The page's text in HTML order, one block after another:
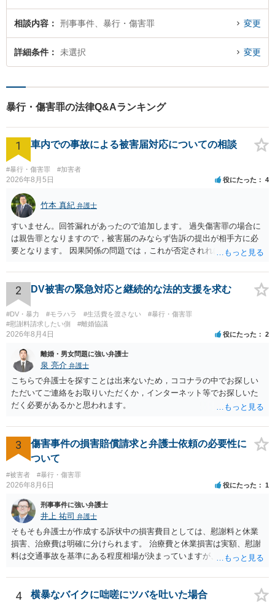
相談内容 刑事事件、暴行・傷害罪 変更
詳細条件 未選択 変更
暴行・傷害罪の法律Q&Aランキング
1 車内での事故による被害届対応についての相談
#暴行・傷害罪 #加害者
2026年8月5日 役にたった 4
竹本 真紀 弁護士
すいません。回答漏れがあったので追加します。 過失傷害罪の場合に
は親告罪となりますので，被害届のみならず告訴の提出が相手方に必
要となります。 因果関係の問題では，これが否定されれば ①刑事的に
断されれば処罰規定がない状態になると思います。 ②民事的には傷害
部分が否定されますので，暴行行為自体による損害（慰謝料的なもの
になるでしょうか…）だけが対象となってきます。
2 DV被害の緊急対応と継続的な法的支援を求む
#DV・暴力 #モラハラ #生活費を渡さない
#暴行・傷害罪
#慰謝料請求したい側
#離婚協議
2026年8月4日 役にたった 2
離婚・男女問題に強い弁護士
泉 亮介 弁護士
こちらで弁護士を探すことは出来ないため，ココナラの中でお探しい
ただいてご連絡をお取りいただくか，インターネット等でお探しいた
だく必要があるかと思われます。
3
傷害事件の損害賠償請求と弁護士依頼の必要性に
ついて
#被害者 #暴行・傷害罪
2026年8月6日 役にたった 1
刑事事件に強い弁護士
井上 祐司 弁護士
そもそも弁護士が作成する訴状中の損害費目としては、慰謝料と休業
損害、治療費は明確に分けられます。 治療費と休業損害は実額、慰謝
料は交通事故を基準にある程度相場が決まっていますが、全治１０日
ます。 そうすると、弁護士に依頼した場合はおそらく高い確率で費用
倒れ（回収しても全額弁護士費用となる）となる可能性が高いものと
4 横暴なバイクに咄嗟にツバを吐いた場合